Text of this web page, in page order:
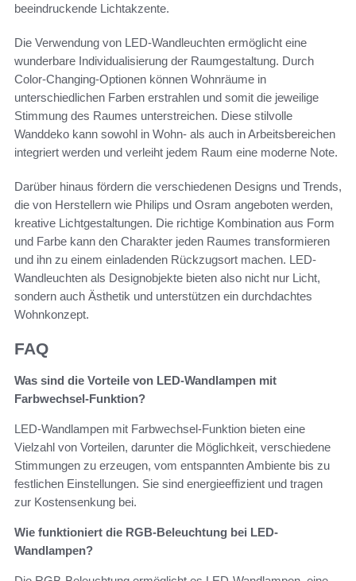
beeindruckende Lichtakzente.
Die Verwendung von LED-Wandleuchten ermöglicht eine
wunderbare Individualisierung der Raumgestaltung. Durch
Color-Changing-Optionen können Wohnräume in
unterschiedlichen Farben erstrahlen und somit die jeweilige
Stimmung des Raumes unterstreichen. Diese stilvolle
Wanddeko kann sowohl in Wohn- als auch in Arbeitsbereichen
integriert werden und verleiht jedem Raum eine moderne Note.
Darüber hinaus fördern die verschiedenen Designs und Trends,
die von Herstellern wie Philips und Osram angeboten werden,
kreative Lichtgestaltungen. Die richtige Kombination aus Form
und Farbe kann den Charakter jeden Raumes transformieren
und ihn zu einem einladenden Rückzugsort machen. LED-
Wandleuchten als Designobjekte bieten also nicht nur Licht,
sondern auch Ästhetik und unterstützen ein durchdachtes
Wohnkonzept.
FAQ
Was sind die Vorteile von LED-Wandlampen mit
Farbwechsel-Funktion?
LED-Wandlampen mit Farbwechsel-Funktion bieten eine
Vielzahl von Vorteilen, darunter die Möglichkeit, verschiedene
Stimmungen zu erzeugen, vom entspannten Ambiente bis zu
festlichen Einstellungen. Sie sind energieeffizient und tragen
zur Kostensenkung bei.
Wie funktioniert die RGB-Beleuchtung bei LED-
Wandlampen?